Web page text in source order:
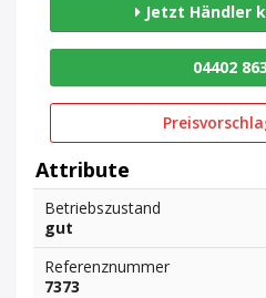
Jetzt Händler
04402
Attribute
Betriebszustand
gut
Referenznummer
7373